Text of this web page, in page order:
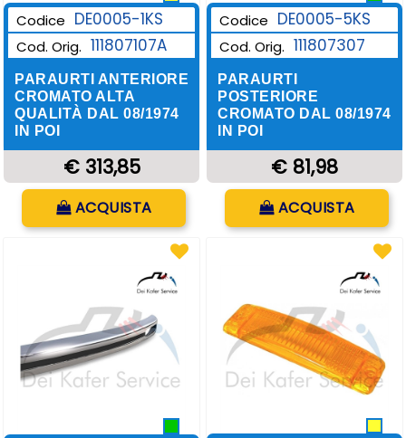
Codice DE0005-1KS
Cod. Orig. 111807107A
PARAURTI ANTERIORE
CROMATO ALTA
QUALITÀ DAL 08/1974
IN POI
€ 313,85
Quantità
ACQUISTA
Codice DE0005-5KS
Cod. Orig. 111807307
PARAURTI
POSTERIORE
CROMATO DAL 08/1974
IN POI
€ 81,98
Quantità
ACQUISTA